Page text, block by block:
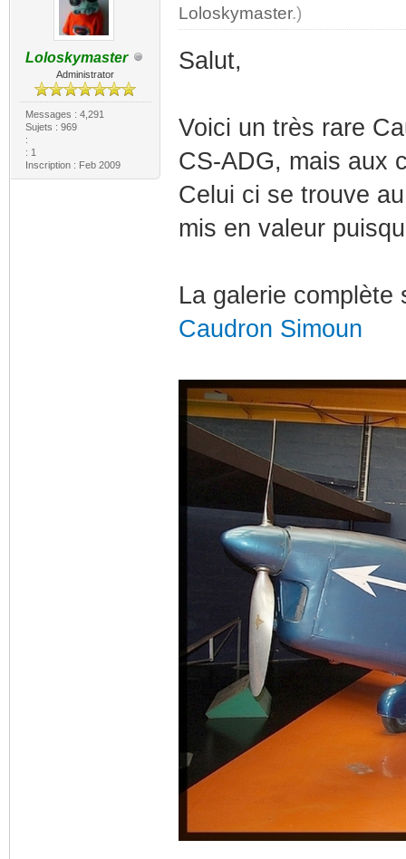
Loloskymaster
Administrator
Messages : 4,291
Sujets : 969
:
: 1
Inscription : Feb 2009
Loloskymaster.)
Salut,
Voici un très rare
CS-ADG, mais aux
Celui ci se trouve
mis en valeur
La galerie complète
Caudron Simoun